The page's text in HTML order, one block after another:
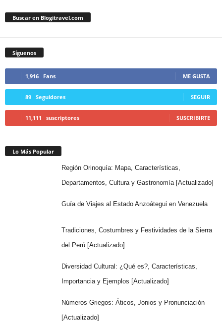
Buscar en Blogitravel.com
Síguenos
1,916 Fans ME GUSTA
89 Seguidores SEGUIR
11,111 suscriptores SUSCRIBIRTE
Lo Más Popular
Región Orinoquía: Mapa, Características,
Departamentos, Cultura y Gastronomía [Actualizado]
Guía de Viajes al Estado Anzoátegui en Venezuela
Tradiciones, Costumbres y Festividades de la Sierra
del Perú [Actualizado]
Diversidad Cultural: ¿Qué es?, Características,
Importancia y Ejemplos [Actualizado]
Números Griegos: Áticos, Jonios y Pronunciación
[Actualizado]